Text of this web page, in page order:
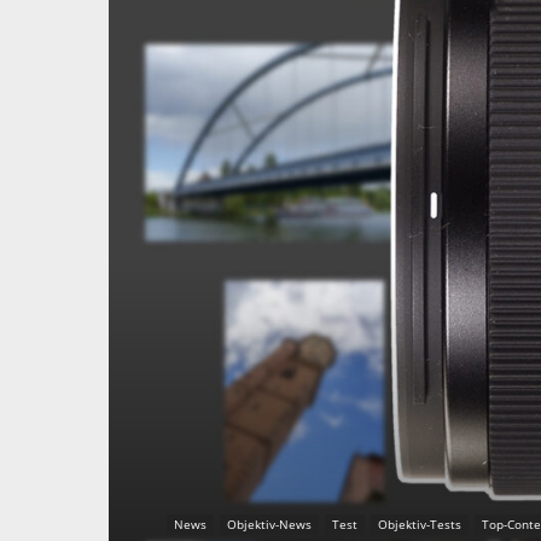
News Objektiv-News Test Objektiv-Tests Top-